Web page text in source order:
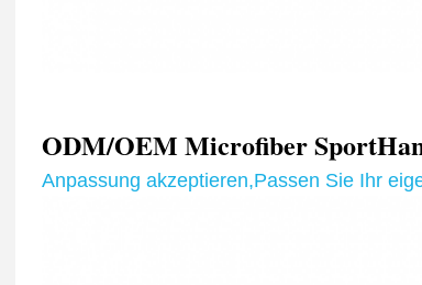
ODM/OEM Microfiber Sport
Anpassung akzeptieren,Passen Sie Ihr